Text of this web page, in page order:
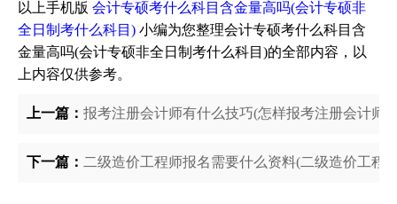
以上手机版 会计专硕考什么科目含金量高吗(会计专硕非
全日制考什么科目) 小编为您整理会计专硕考什么科目含
金量高吗(会计专硕非全日制考什么科目)的全部内容，以
上内容仅供参考。
上一篇： 报考注册会计师有什么技巧(怎样报考注册会计师
下一篇： 二级造价工程师报名需要什么资料(二级造价工程